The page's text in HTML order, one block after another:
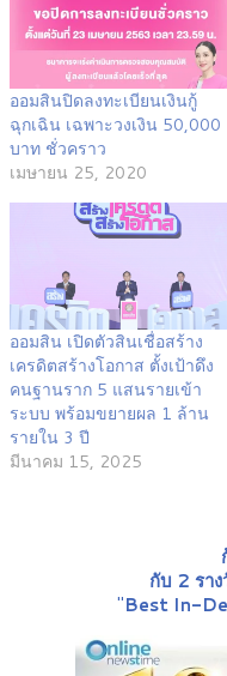
ออมสินปิดลงทะเบียนเงินกู้
ฉุกเฉิน เฉพาะวงเงิน 50,000
บาท ชั่วคราว
เมษายน 25, 2020
ออมสิน เปิดตัวสินเชื่อสร้าง
เครดิตสร้างโอกาส ตั้งเป้าดึง
คนฐานราก 5 แสนรายเข้า
ระบบ พร้อมขยายผล 1 ล้าน
รายใน 3 ปี
มีนาคม 15, 2025
กับ 2 ราง
"Best In-